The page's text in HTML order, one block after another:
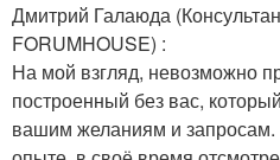
Дмитрий Галаюда
FORUMHOUSE) :
На мой взгляд, невозможно
построенный без вас,
вашим желаниям и